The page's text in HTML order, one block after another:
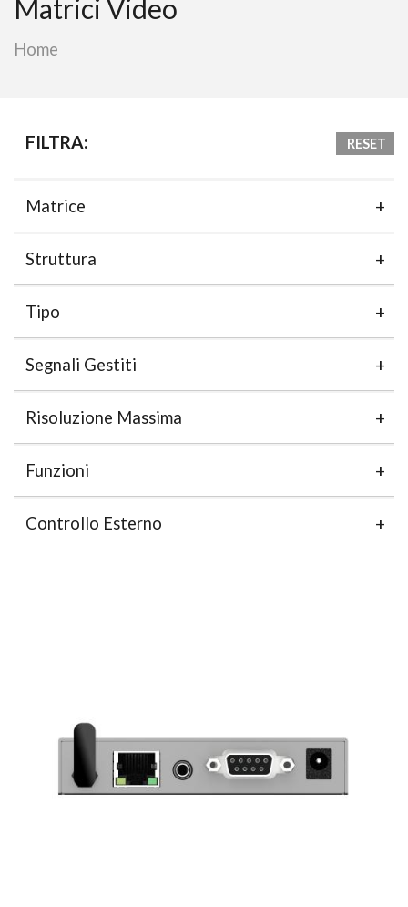
Matrici Video
Home
FILTRA: RESET
Matrice
Struttura
Tipo
Segnali Gestiti
Risoluzione Massima
Funzioni
Controllo Esterno